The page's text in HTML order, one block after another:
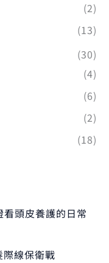
(2)
(13)
(30)
(4)
(6)
(2)
(18)
頭皮養護的日常
線保衛戰